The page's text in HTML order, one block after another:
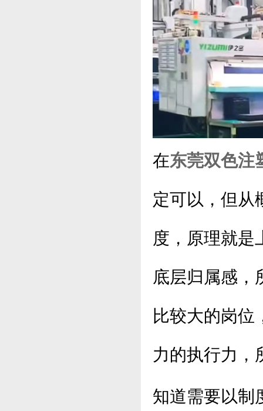
在东莞双色注
定可以，但从
度，原理就是
底层归属感，
比较大的岗位
力的执行力，
知道需要以制